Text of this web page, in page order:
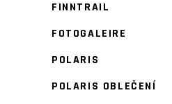
FINNTRAIL
FOTOGALEIRE
POLARIS
POLARIS OBLEČENÍ